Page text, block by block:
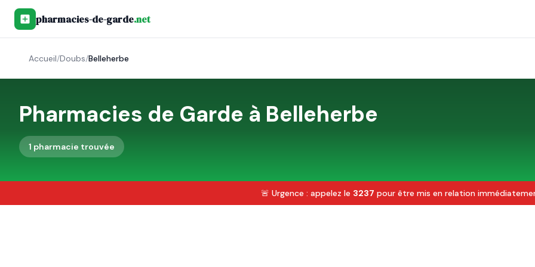
pharmacies-de-garde.net
Accueil/Doubs/Belleherbe
Pharmacies de Garde à Belleherbe
1 pharmacie trouvée
🚨 Urgence : appelez le 3237 pour être mis en relation